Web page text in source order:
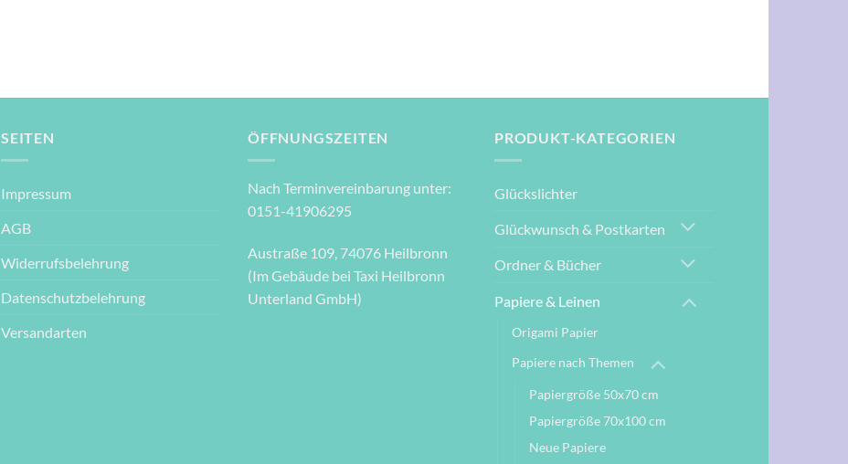
SEITEN
Impressum
AGB
Widerrufsbelehrung
Datenschutzbelehrung
Versandarten
ÖFFNUNGSZEITEN
Nach Terminvereinbarung unter:
0151-41906295
Austraße 109, 74076 Heilbronn
(Im Gebäude bei Taxi Heilbronn
Unterland GmbH)
PRODUKT-KATEGORIEN
Glückslichter
Glückwunsch & Postkarten
Ordner & Bücher
Papiere & Leinen
Origami Papier
Papiere nach Themen
Papiergröße 50x70 cm
Papiergröße 70x100 cm
Neue Papiere